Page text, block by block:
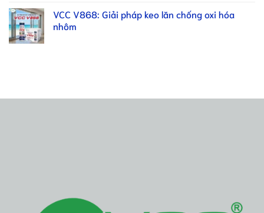
VCC V868: Giải pháp keo lăn chống oxi hóa
nhôm